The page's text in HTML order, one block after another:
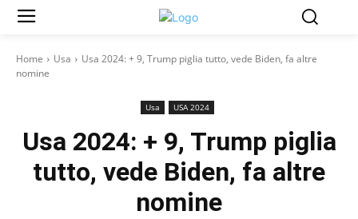
Home Usa
Usa 2024: + 9, Trump piglia tutto, vede Biden, fa altre
nomine
Usa USA 2024
Usa 2024: + 9, Trump piglia
tutto, vede Biden, fa altre
nomine